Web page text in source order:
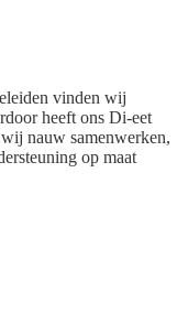
vinden wij
heeft ons Di-eet
nauw samenwerken,
op maat